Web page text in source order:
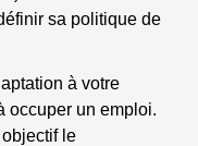
sa politique de
à votre
occuper un emploi.
le